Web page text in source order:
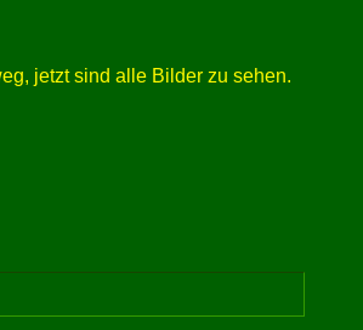
jetzt sind alle Bilder zu sehen.